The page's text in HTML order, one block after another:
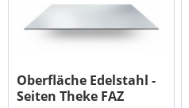
Oberfläche Edelstahl -
Seiten Theke FAZ